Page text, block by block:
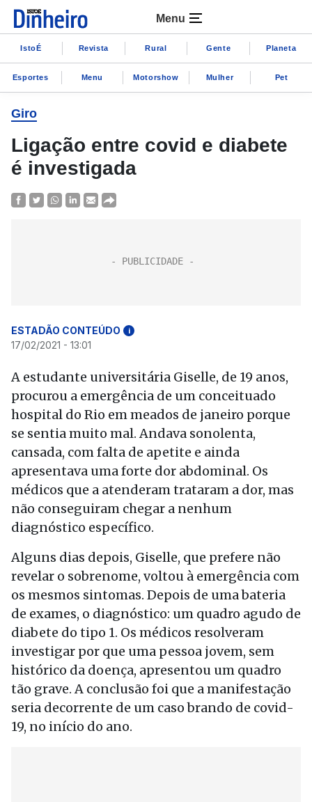
Menu
IstoÉ Revista Rural Gente Planeta
Esportes Menu Motorshow Mulher Pet
Giro
Ligação entre covid e diabete
é investigada
ESTADÃO CONTEÚDO i
17/02/2021 - 13:01
A estudante universitária Giselle, de 19 anos,
procurou a emergência de um conceituado
hospital do Rio em meados de janeiro porque
se sentia muito mal. Andava sonolenta,
cansada, com falta de apetite e ainda
apresentava uma forte dor abdominal. Os
médicos que a atenderam trataram a dor, mas
não conseguiram chegar a nenhum
diagnóstico específico.
Alguns dias depois, Giselle, que prefere não
revelar o sobrenome, voltou à emergência com
os mesmos sintomas. Depois de uma bateria
de exames, o diagnóstico: um quadro agudo de
diabete do tipo 1. Os médicos resolveram
investigar por que uma pessoa jovem, sem
histórico da doença, apresentou um quadro
tão grave. A conclusão foi que a manifestação
seria decorrente de um caso brando de covid-
19, no início do ano.